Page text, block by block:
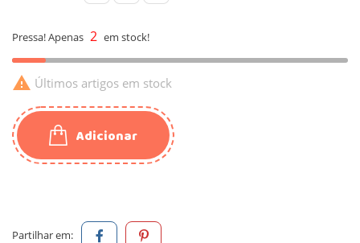
Pressa! Apenas 2 em stock!
 Últimos artigos em stock
Adicionar
Partilhar em: